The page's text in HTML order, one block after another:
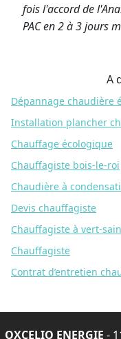
fois l'accord de
PAC en 2 à 3 jours
A
Dépannage chaudière
Installation plancher
Chauffage écologique
Chauffagiste bois-le-roi
Chaudière à
Devis chauffagiste
Chauffagiste à vert-
Chauffagiste
Contrat d’entretien
OXCELIO ENERGIE -